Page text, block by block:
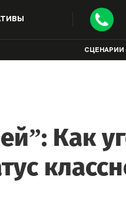
СЦЕНАРИИ
Как